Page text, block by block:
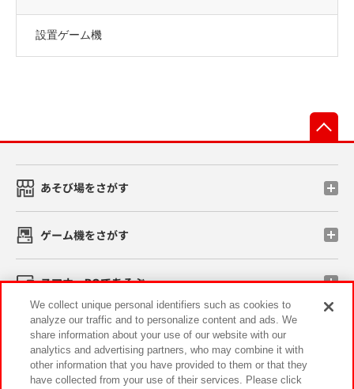
設置ゲーム機
あそび場をさがす
ゲーム機をさがす
スマホ・PCであそぶ
イベント・キャンペーン
We collect unique personal identifiers such as cookies to
analyze our traffic and to personalize content and ads. We
share information about your use of our website with our
analytics and advertising partners, who may combine it with
other information that you have provided to them or that they
have collected from your use of their services. Please click